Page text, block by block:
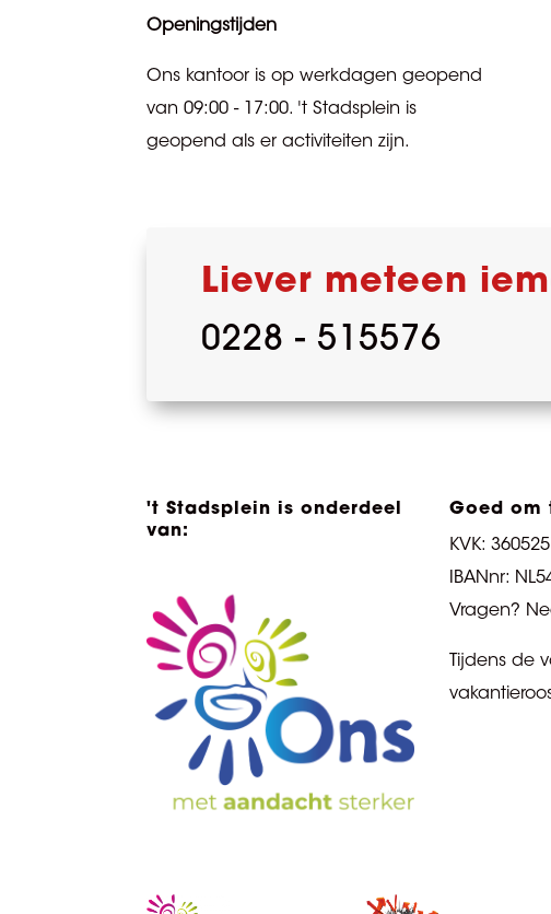
Openingstijden
Ons kantoor is op werkdagen geopend
van 09:00 - 17:00. 't Stadsplein is
geopend als er activiteiten zijn.
Liever meteen
0228 - 515576
't Stadsplein is onderdeel
van:
Goed om
KVK:
IBANnr:
Vragen?
Tijdens de